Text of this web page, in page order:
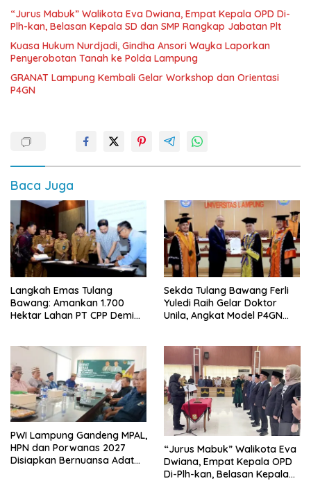
“Jurus Mabuk” Walikota Eva Dwiana, Empat Kepala OPD Di-
Plh-kan, Belasan Kepala SD dan SMP Rangkap Jabatan Plt
Kuasa Hukum Nurdjadi, Gindha Ansori Wayka Laporkan
Penyerobotan Tanah ke Polda Lampung
GRANAT Lampung Kembali Gelar Workshop dan Orientasi
P4GN
Baca Juga
Langkah Emas Tulang
Bawang: Amankan 1.700
Hektar Lahan PT CPP Demi
Sekda Tulang Bawang Ferli
Yuledi Raih Gelar Doktor
Unila, Angkat Model P4GN
PWI Lampung Gandeng MPAL,
HPN dan Porwanas 2027
Disiapkan Bernuansa Adat
“Jurus Mabuk” Walikota Eva
Dwiana, Empat Kepala OPD
Di-Plh-kan, Belasan Kepala